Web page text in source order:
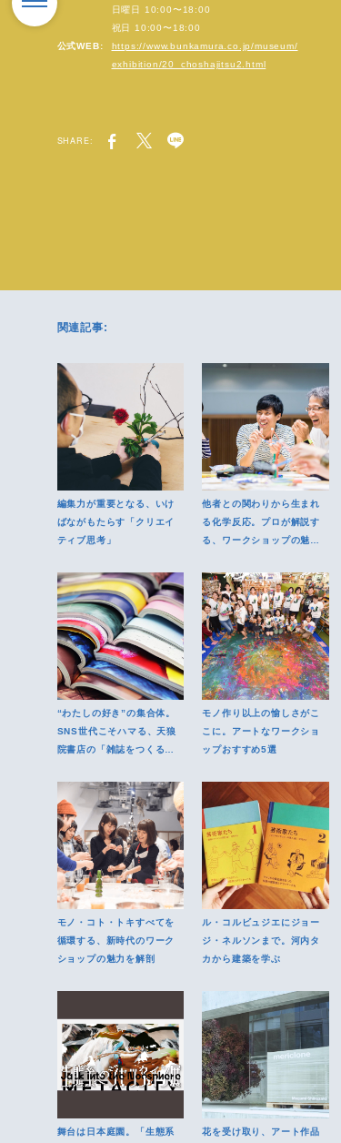
日曜日 10:00〜18:00
祝日 10:00〜18:00
公式WEB:
https://www.bunkamura.co.jp/museum/
exhibition/20_choshajitsu2.html
SHARE:
関連記事:
編集力が重要となる、いけ
ばながもたらす「クリエイ
ティブ思考」
他者との関わりから生まれ
る化学反応。プロが解説す
る、ワークショップの魅力
“わたしの好き”の集合体。
SNS世代こそハマる、天狼
院書店の「雑誌をつくるゼ
モノ作り以上の愉しさがこ
こに。アートなワークショ
ップおすすめ5選
モノ・コト・トキすべてを
循環する、新時代のワーク
ショップの魅力を解剖
ル・コルビュジエにジョー
ジ・ネルソンまで。河内タ
カから建築を学ぶ
舞台は日本庭園。「生態系
花を受け取り、アート作品